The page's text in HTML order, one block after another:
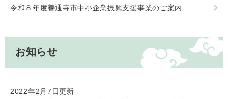
令和８年度善通寺市中小企業振興支援事業のご案内
お知らせ
2022年2月7日更新